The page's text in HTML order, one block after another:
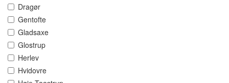
Dragør
Gentofte
Gladsaxe
Glostrup
Herlev
Hvidovre